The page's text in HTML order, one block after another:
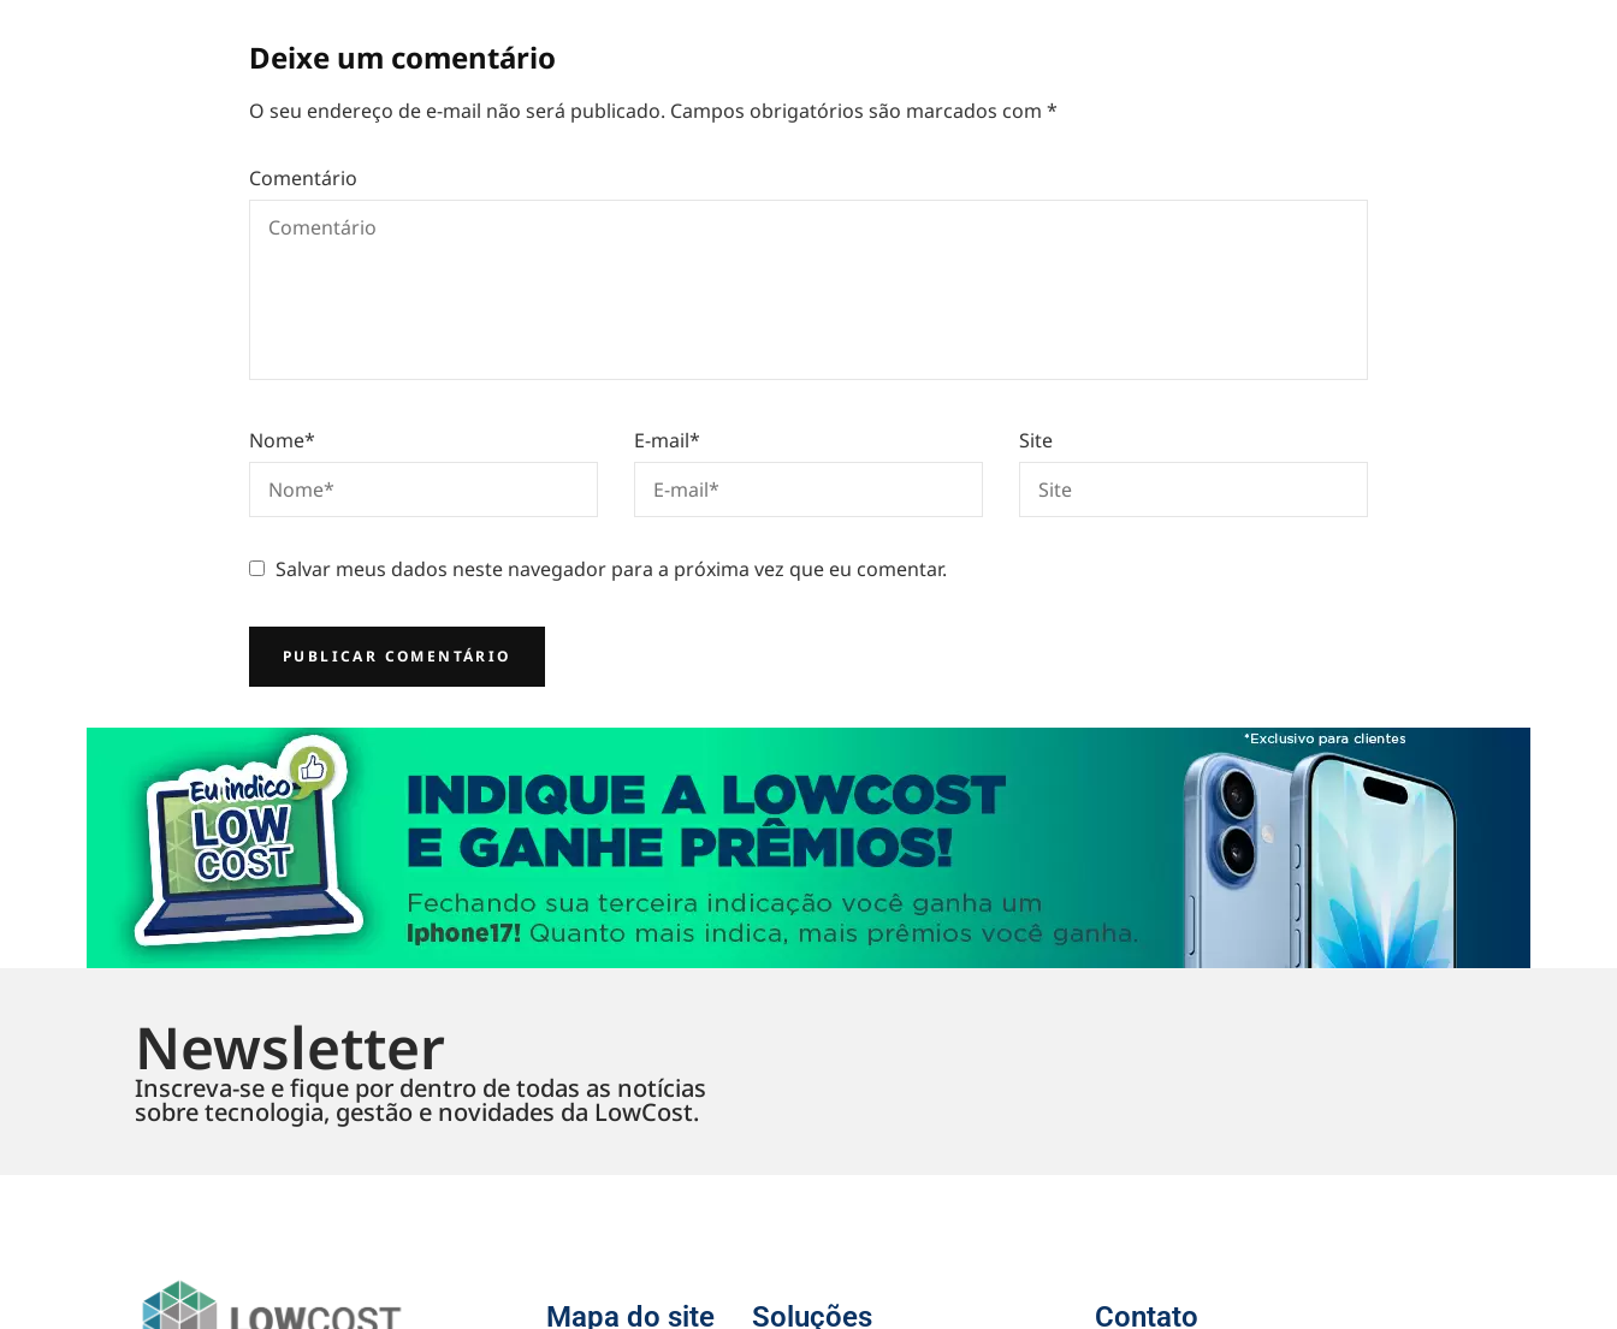
Deixe um comentário
O seu endereço de e-mail não será publicado. Campos obrigatórios são marcados com *
Comentário
Nome* E-mail* Site
Salvar meus dados neste navegador para a próxima vez que eu comentar.
Newsletter
Inscreva-se e fique por dentro de todas as notícias
sobre tecnologia, gestão e novidades da LowCost.
Mapa do site Soluções Contato